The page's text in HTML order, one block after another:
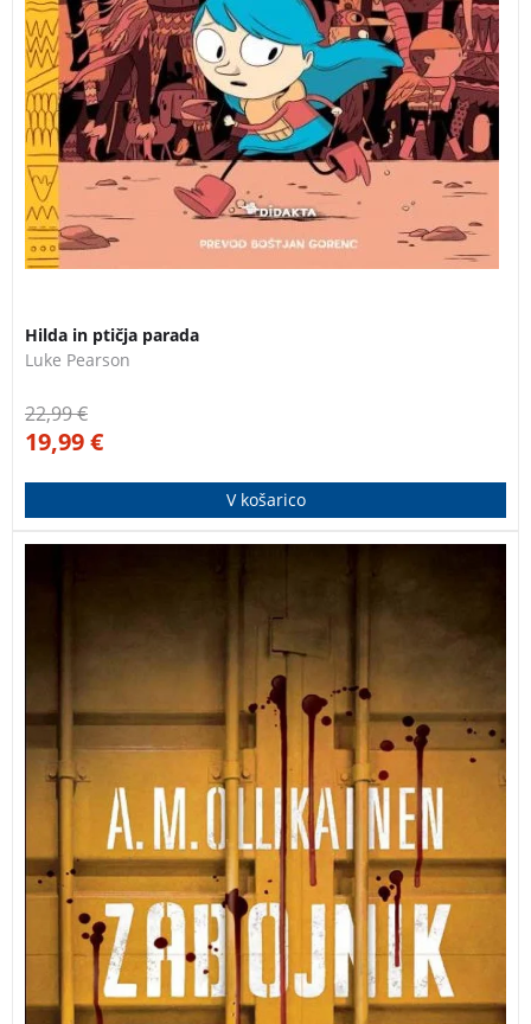
Hilda in ptičja parada
Luke Pearson
22,99€
19,99€
V košarico
Nagrajeni finski kriminalni roman. Že prvi stavki
pritegnejo k branju, da ga kar ne moremo odložiti.
Spretno zapisano zgodbo lahko uvrstimo med
najboljše, kar ponujajo skandinavske kriminalke.